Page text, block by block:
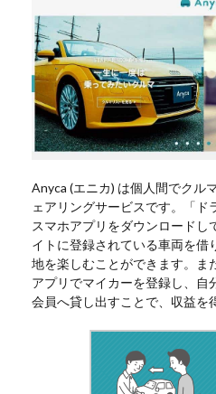
Anyca (エニカ) は個人間でクル
ェアリングサービスです。「
スマホアプリをダウンロードし
イトに登録されている車両を借
地を楽しむことができます。ま
アプリでマイカーを登録し、自
会員へ貸し出すことで、収益を